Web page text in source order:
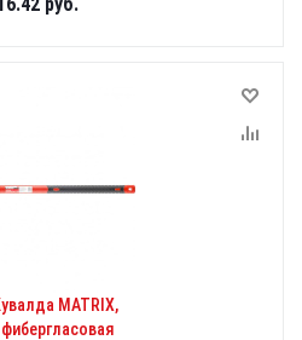
MATRIX,
фибергласовая